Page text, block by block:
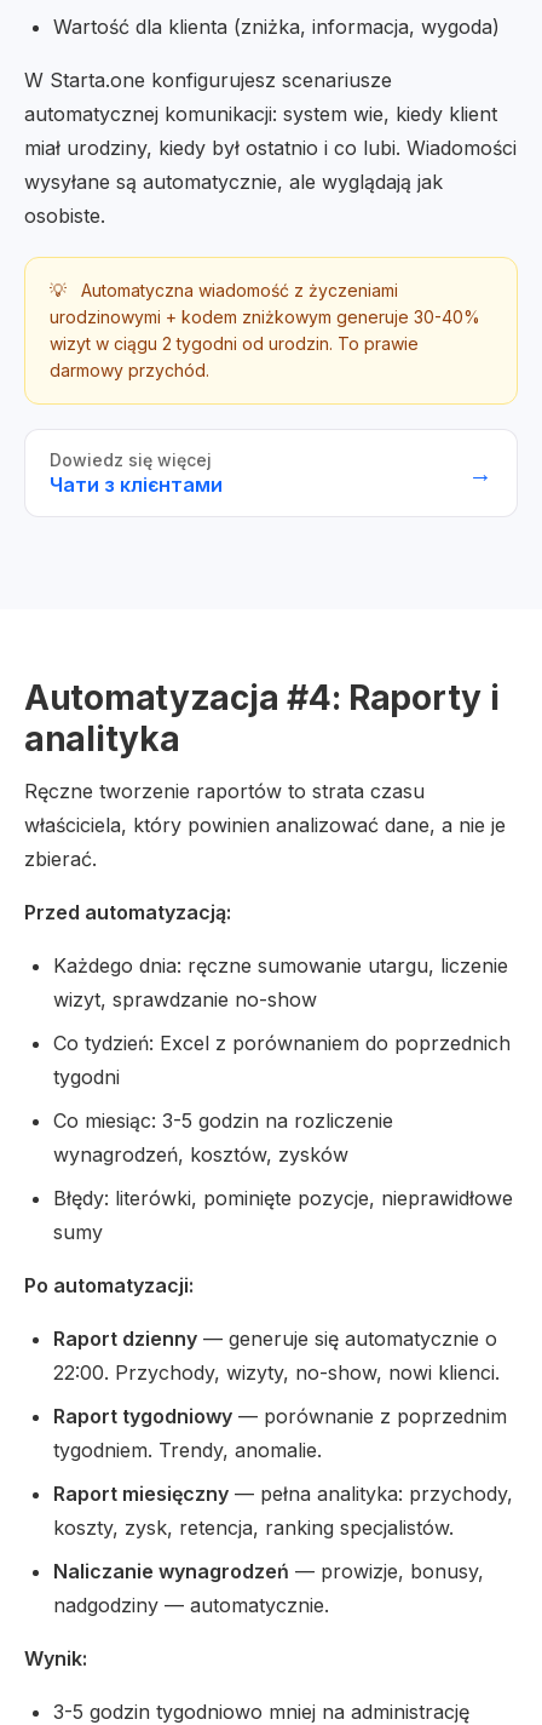
Wartość dla klienta (zniżka, informacja, wygoda)
W Starta.one konfigurujesz scenariusze
automatycznej komunikacji: system wie, kiedy klient
miał urodziny, kiedy był ostatnio i co lubi. Wiadomości
wysyłane są automatycznie, ale wyglądają jak
osobiste.
💡
Automatyczna wiadomość z życzeniami
urodzinowymi + kodem zniżkowym generuje 30-40%
wizyt w ciągu 2 tygodni od urodzin. To prawie
darmowy przychód.
Dowiedz się więcej
Чати з клієнтами →
Automatyzacja #4: Raporty i
analityka
Ręczne tworzenie raportów to strata czasu
właściciela, który powinien analizować dane, a nie je
zbierać.
Przed automatyzacją:
Każdego dnia: ręczne sumowanie utargu, liczenie
wizyt, sprawdzanie no-show
Co tydzień: Excel z porównaniem do poprzednich
tygodni
Co miesiąc: 3-5 godzin na rozliczenie
wynagrodzeń, kosztów, zysków
Błędy: literówki, pominięte pozycje, nieprawidłowe
sumy
Po automatyzacji:
Raport dzienny — generuje się automatycznie o
22:00. Przychody, wizyty, no-show, nowi klienci.
Raport tygodniowy — porównanie z poprzednim
tygodniem. Trendy, anomalie.
Raport miesięczny — pełna analityka: przychody,
koszty, zysk, retencja, ranking specjalistów.
Naliczanie wynagrodzeń — prowizje, bonusy,
nadgodziny — automatycznie.
Wynik:
3-5 godzin tygodniowo mniej na administrację